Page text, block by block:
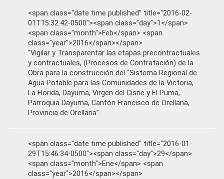
<span class="date time published" title="2016-02-
01T15:32:42-0500"><span class="day">1</span>
<span class="month">Feb</span> <span
class="year">2016</span></span>
“Vigilar y Transparentar las etapas precontractuales
y contractuales, (Procesos de Contratación) de la
Obra para la construcción del “Sistema Regional de
Agua Potable para las Comunidades de la Victoria,
La Florida, Dayuma, Virgen del Cisne y El Puma,
Parroquia Dayuma, Cantón Francisco de Orellana,
Provincia de Orellana”.
<span class="date time published" title="2016-01-
29T15:46:34-0500"><span class="day">29</span>
<span class="month">Ene</span> <span
class="year">2016</span></span>